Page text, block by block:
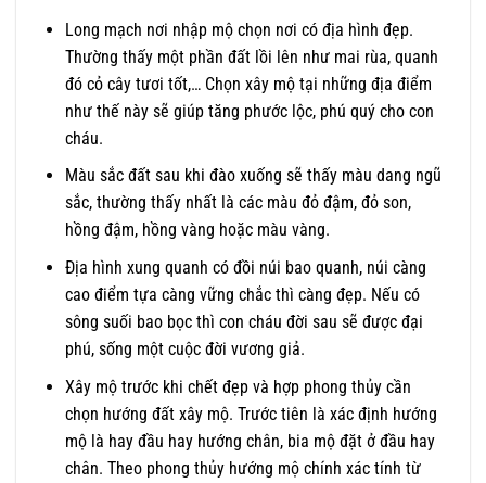
Long mạch nơi nhập mộ chọn nơi có địa hình đẹp.
Thường thấy một phần đất lồi lên như mai rùa, quanh
đó cỏ cây tươi tốt,… Chọn xây mộ tại những địa điểm
như thế này sẽ giúp tăng phước lộc, phú quý cho con
cháu.
Màu sắc đất sau khi đào xuống sẽ thấy màu dang ngũ
sắc, thường thấy nhất là các màu đỏ đậm, đỏ son,
hồng đậm, hồng vàng hoặc màu vàng.
Địa hình xung quanh có đồi núi bao quanh, núi càng
cao điểm tựa càng vững chắc thì càng đẹp. Nếu có
sông suối bao bọc thì con cháu đời sau sẽ được đại
phú, sống một cuộc đời vương giả.
Xây mộ trước khi chết đẹp và hợp phong thủy cần
chọn hướng đất xây mộ. Trước tiên là xác định hướng
mộ là hay đầu hay hướng chân, bia mộ đặt ở đầu hay
chân. Theo phong thủy hướng mộ chính xác tính từ